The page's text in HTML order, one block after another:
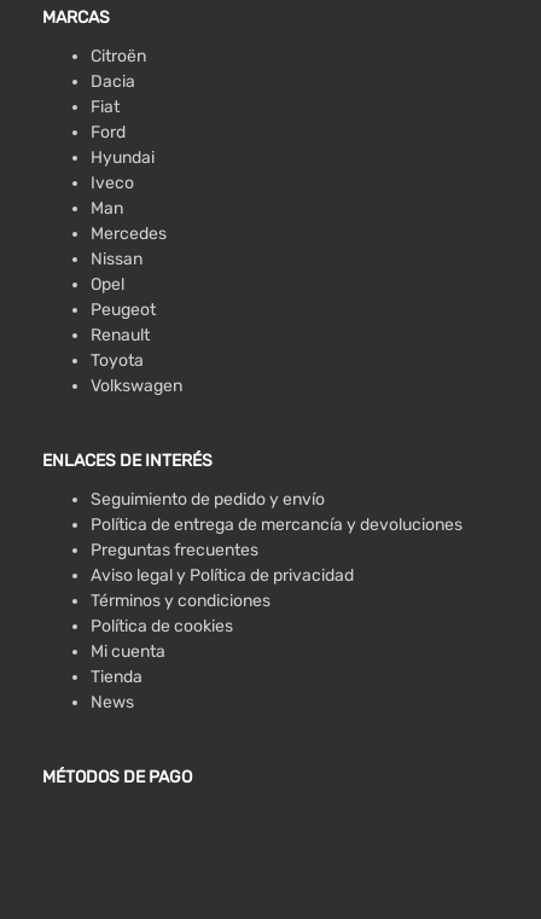
MARCAS
Citroën
Dacia
Fiat
Ford
Hyundai
Iveco
Man
Mercedes
Nissan
Opel
Peugeot
Renault
Toyota
Volkswagen
ENLACES DE INTERÉS
Seguimiento de pedido y envío
Política de entrega de mercancía y devoluciones
Preguntas frecuentes
Aviso legal y Política de privacidad
Términos y condiciones
Política de cookies
Mi cuenta
Tienda
News
MÉTODOS DE PAGO